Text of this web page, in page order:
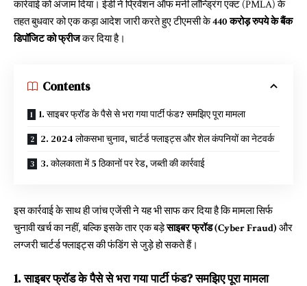
कार्रवाई को अंजाम दिया। ईडी ने प्रिवेंशन ऑफ मनी लॉन्ड्रिंग एक्ट (PMLA) के
तहत बुधवार को एक कड़ा आदेश जारी करते हुए टीएमसी के440 करोड़ रुपये के बैंक
डिपॉजिट को फ्रीजकर दिया है।
Contents
1. साइबर फ्रॉड के पैसे से भरा गया पार्टी फंड? समझिए पूरा मामला
2. 2024 लोकसभा चुनाव, चार्टर्ड फ्लाइट्स और शेल कंपनियों का नेटवर्क
3. कोलकाता में 5 ठिकानों पर रेड, जब्ती की कार्रवाई
इस कार्रवाई के साथ ही जांच एजेंसी ने यह भी साफ कर दिया है कि मामला सिर्फ
चुनावी खर्च का नहीं, बल्कि इसके तार एक बड़ेसाइबर फ्रॉड (Cyber Fraud) और
लग्जरी चार्टर्ड फ्लाइट्स की फंडिंग से जुड़े हो सकते हैं।
1. साइबर फ्रॉड के पैसे से भरा गया पार्टी फंड? समझिए पूरा मामला